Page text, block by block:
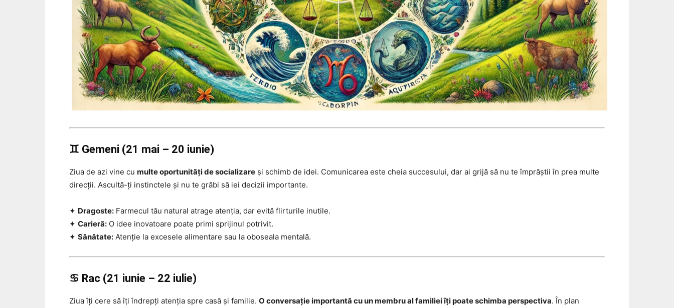
♊ Gemeni (21 mai – 20 iunie)
Ziua de azi vine cu multe oportunități de socializare și schimb de idei. Comunicarea este cheia succesului, dar ai grijă să nu te împrăștii în prea multe
direcții. Ascultă-ți instinctele și nu te grăbi să iei decizii importante.
✦ Dragoste: Farmecul tău natural atrage atenția, dar evită flirturile inutile.
✦ Carieră: O idee inovatoare poate primi sprijinul potrivit.
✦ Sănătate: Atenție la excesele alimentare sau la oboseala mentală.
♋ Rac (21 iunie – 22 iulie)
Ziua îți cere să îți îndrepți atenția spre casă și familie. O conversație importantă cu un membru al familiei îți poate schimba perspectiva. În plan